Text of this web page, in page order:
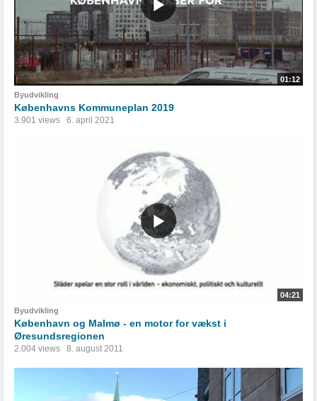
01:12
Byudvikling
Københavns Kommuneplan 2019
3.901 views 6. april 2021
04:21
Byudvikling
København og Malmø - en motor for vækst i
Øresundsregionen
2.004 views 8. august 2011